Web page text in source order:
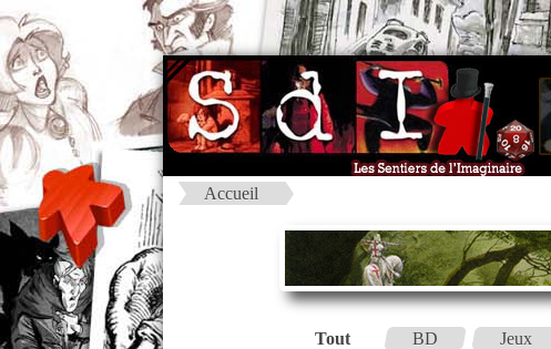
Accueil
Tout BD Jeux